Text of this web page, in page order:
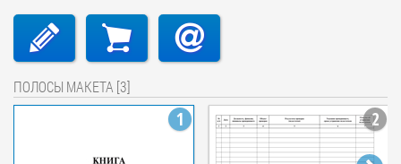
ПОЛОСЫ МАКЕТА [3]
1 2